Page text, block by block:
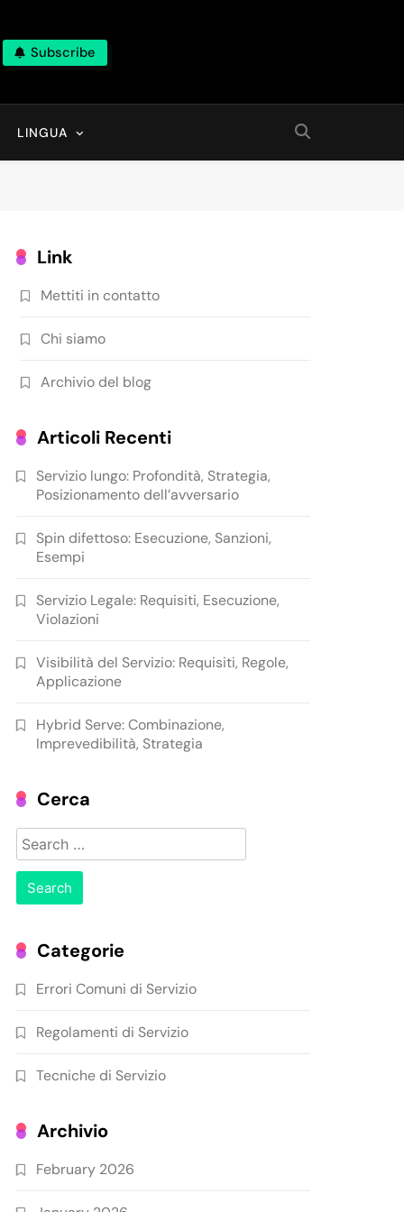
Subscribe
LINGUA
Link
Mettiti in contatto
Chi siamo
Archivio del blog
Articoli Recenti
Servizio lungo: Profondità, Strategia,
Posizionamento dell’avversario
Spin difettoso: Esecuzione, Sanzioni,
Esempi
Servizio Legale: Requisiti, Esecuzione,
Violazioni
Visibilità del Servizio: Requisiti, Regole,
Applicazione
Hybrid Serve: Combinazione,
Imprevedibilità, Strategia
Cerca
Search
for:
Categorie
Errori Comuni di Servizio
Regolamenti di Servizio
Tecniche di Servizio
Archivio
February 2026